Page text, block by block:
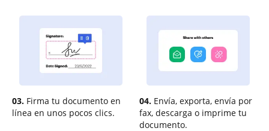
03. Firma tu documento en
línea en unos pocos clics.
04. Envía, exporta, envía por
fax, descarga o imprime tu
documento.